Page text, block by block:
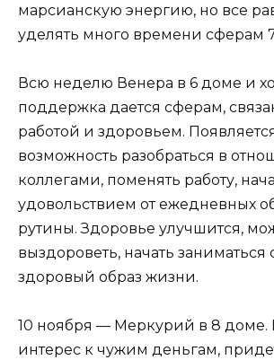
марсианскую энергию, но все
уделять много времени сферам
Всю неделю Венера в 6 доме и
поддержка дается сферам,
работой и здоровьем.
возможность разобраться в
коллегами, поменять работу,
удовольствием от ежедневных
рутины. Здоровье улучшится,
выздороветь, начать заниматься
здоровый образ жизни.
10 ноября — Меркурий в 8 доме.
интерес к чужим деньгам,